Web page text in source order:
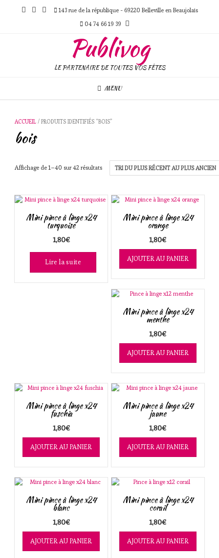
143 rue de la république - 69220 Belleville en Beaujolais
04 74 66 19 39
Publivog
LE PARTENAIRE DE TOUTES VOS FÊTES
MENU
ACCUEIL / PRODUITS IDENTIFIÉS “BOIS”
bois
Affichage de 1–40 sur 42 résultatsTrié
récent
au
Mini pince à linge x24
turquoise
1,80€
Lire la suite
Mini pince à linge x24
orange
1,80€
AJOUTER AU PANIER
Mini pince à linge x24
menthe
1,80€
AJOUTER AU PANIER
Mini pince à linge x24
jaune
1,80€
AJOUTER AU PANIER
Mini pince à linge x24
fuschia
1,80€
AJOUTER AU PANIER
Mini pince à linge x24
corail
1,80€
AJOUTER AU PANIER
Mini pince à linge x24
blanc
1,80€
AJOUTER AU PANIER